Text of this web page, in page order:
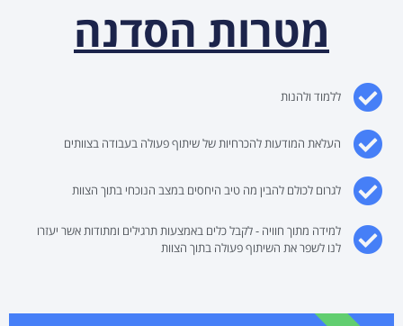
מטרות הסדנה
ללמוד ולהנות
העלאת המודעות להכרחיות של שיתוף פעולה בעבודה בצוותים
לגרום לכולם להבין מה טיב היחסים במצב הנוכחי בתוך הצוות
למידה מתוך חוויה - לקבל כלים באמצעות תרגילים ומתודות אשר יעזרו
לנו לשפר את השיתוף פעולה בתוך הצוות